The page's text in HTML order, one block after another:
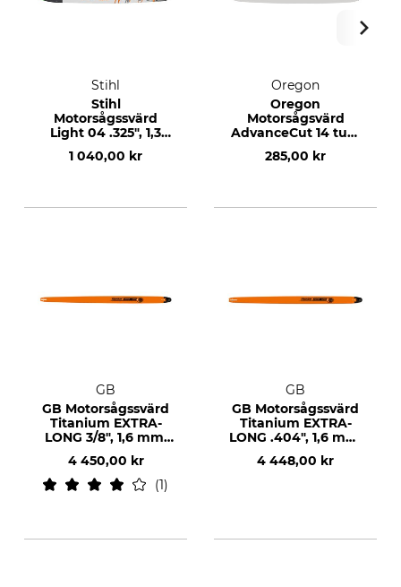
Stihl
Stihl
Motorsågssvärd
Light 04 .325", 1,3
mm, 18", 74 DL
1 040,00 kr
Oregon
Oregon
Motorsågsvärd
AdvanceCut 14 tum
3/8”LP, 1,3 mm, 35
cm
285,00 kr
GB
GB Motorsågssvärd
Titanium EXTRA-
LONG 3/8", 1,6 mm,
60", 189 DL
4 450,00 kr
1
GB
GB Motorsågssvärd
Titanium EXTRA-
LONG .404", 1,6 mm,
60", 172 DL
4 448,00 kr